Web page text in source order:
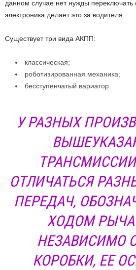
данном случае нет нужды переключать
электроника делает это за водителя.
Существует три вида АКПП:
классическая;
роботизированная механика;
бесступенчатый вариатор.
У РАЗНЫХ
ОТЛИЧАТЬСЯ
ПЕРЕДАЧ,
ХОДОМ
НЕЗАВИСИМО
КОРОБКИ, ЕЕ